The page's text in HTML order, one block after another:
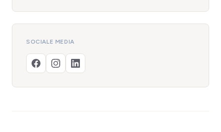
SOCIALE MEDIA